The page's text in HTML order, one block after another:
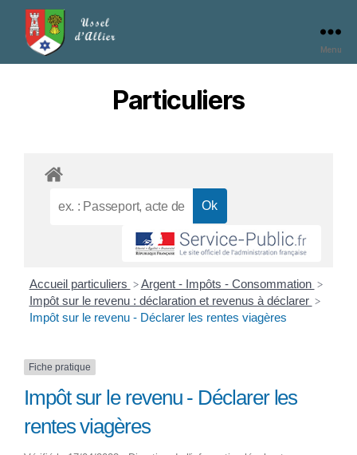
Menu
Particuliers
Accueil particuliers > Argent - Impôts - Consommation >
Impôt sur le revenu : déclaration et revenus à déclarer >
Impôt sur le revenu - Déclarer les rentes viagères
Fiche pratique
Impôt sur le revenu - Déclarer les
rentes viagères